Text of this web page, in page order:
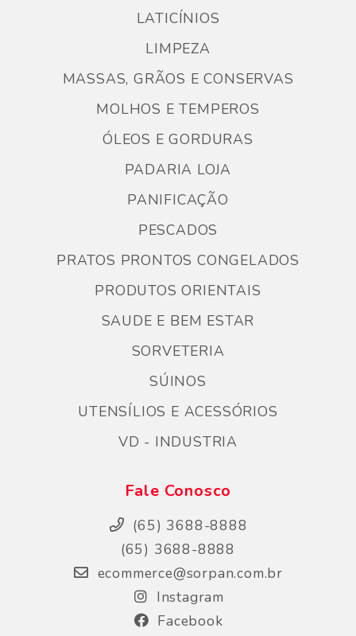
LATICÍNIOS
LIMPEZA
MASSAS, GRÃOS E CONSERVAS
MOLHOS E TEMPEROS
ÓLEOS E GORDURAS
PADARIA LOJA
PANIFICAÇÃO
PESCADOS
PRATOS PRONTOS CONGELADOS
PRODUTOS ORIENTAIS
SAUDE E BEM ESTAR
SORVETERIA
SÚINOS
UTENSÍLIOS E ACESSÓRIOS
VD - INDUSTRIA
Fale Conosco
(65) 3688-8888
(65) 3688-8888
ecommerce@sorpan.com.br
Instagram
Facebook